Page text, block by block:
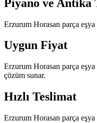
Piyano ve Antika
Erzurum Horasan parça
Uygun Fiyat
Erzurum Horasan parça eşya
çözüm sunar.
Hızlı Teslimat
Erzurum Horasan parça eşya